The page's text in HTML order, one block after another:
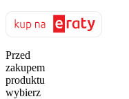
Przed
zakupem
produktu
wybierz